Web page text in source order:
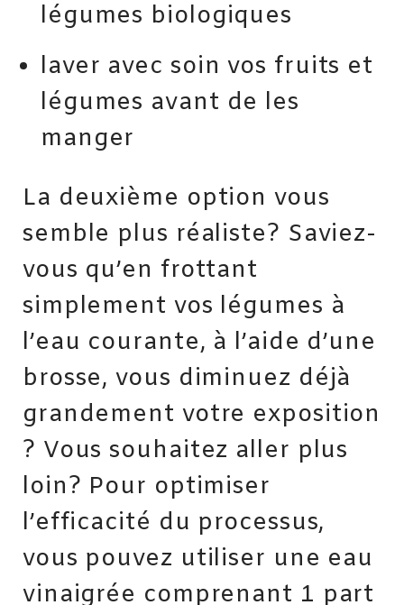
légumes biologiques
laver avec soin vos fruits et
légumes avant de les
manger
La deuxième option vous
semble plus réaliste? Saviez-
vous qu’en frottant
simplement vos légumes à
l’eau courante, à l’aide d’une
brosse, vous diminuez déjà
grandement votre exposition
? Vous souhaitez aller plus
loin? Pour optimiser
l’efficacité du processus,
vous pouvez utiliser une eau
vinaigrée comprenant 1 part